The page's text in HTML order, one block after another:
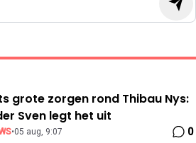
grote zorgen rond Thibau Nys:
Sven legt het uit
•05 aug, 9:07 0